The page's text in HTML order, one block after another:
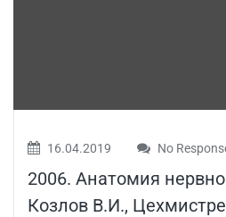
16.04.2019 No
2006. Анатомия
Козлов В.И.,